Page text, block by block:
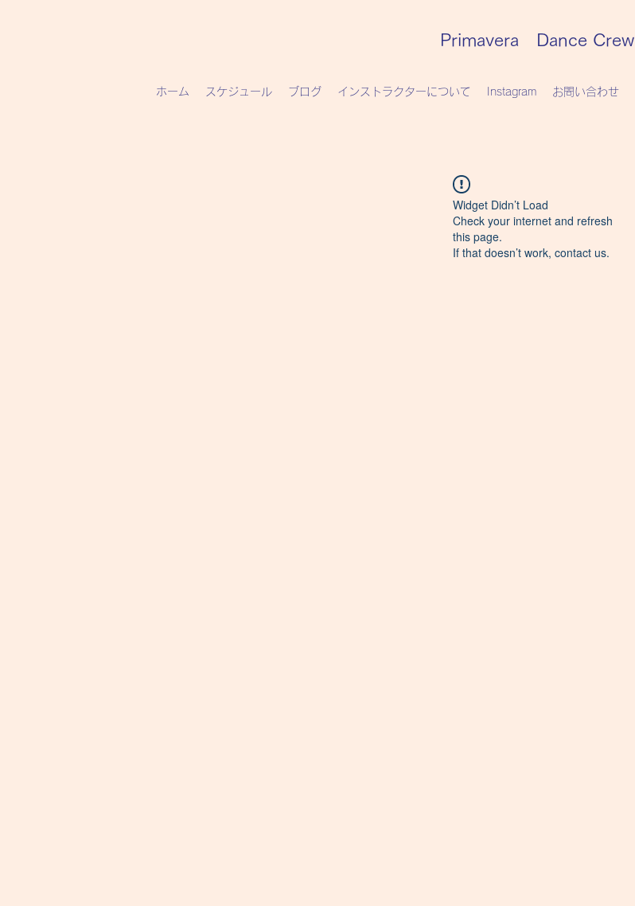
Primavera Dance Crew
ホーム スケジュール ブログ インストラクターについて Instagram お問い合わせ
Widget Didn’t Load
Check your internet and refresh
this page.
If that doesn’t work, contact us.